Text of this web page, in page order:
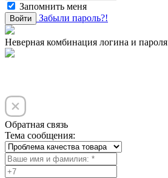
Запомнить меня
Войти Забыли пароль?!
Неверная комбинация логина и пароля
Обратная связь
Тема сообщения: